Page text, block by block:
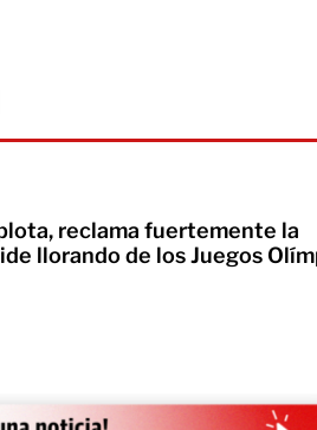
reclama fuertemente la
llorando de los Juegos